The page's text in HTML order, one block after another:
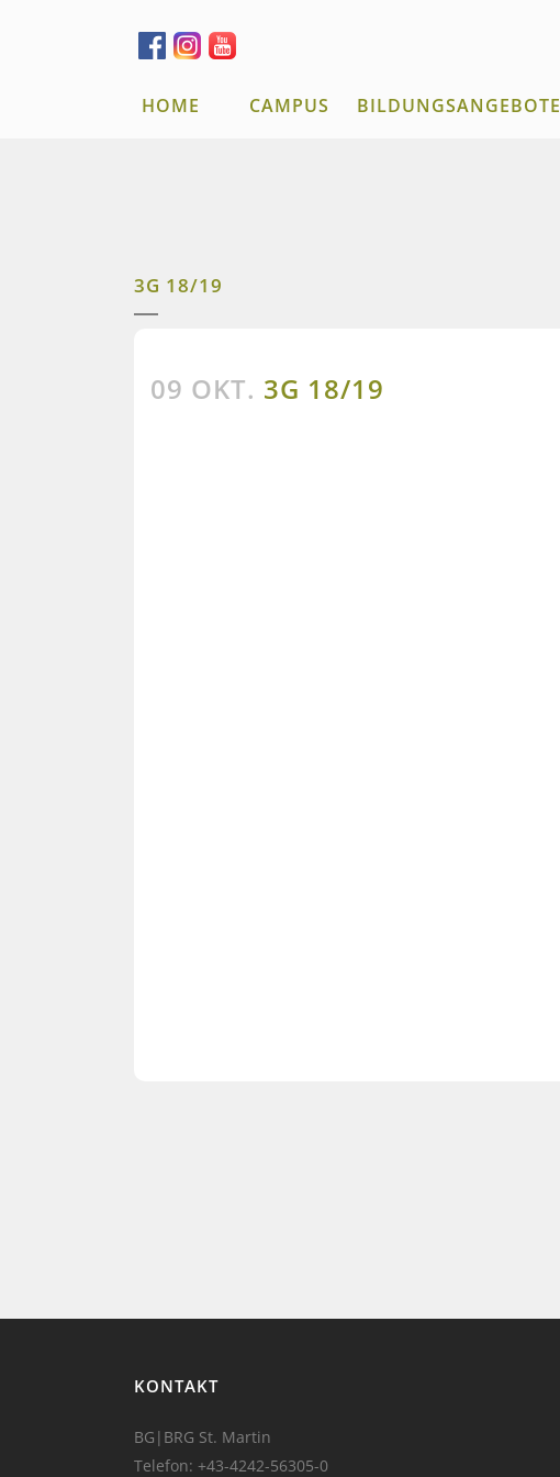
HOME CAMPUS BILDUNGSANGEBOTE
3G 18/19
09 OKT. 3G 18/19
KONTAKT
BG|BRG St. Martin
Telefon: +43-4242-56305-0